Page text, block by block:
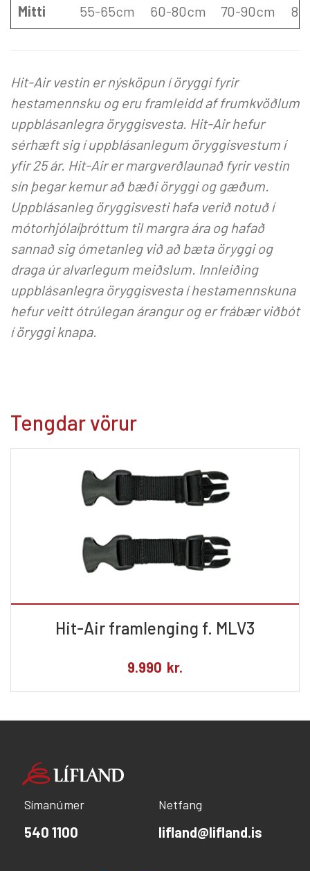
Mitti
55-65cm 60-80cm 70-90cm
Hit-Air vestin er nýsköpun í öryggi fyrir
hestamennsku og eru framleidd af frumkvöðlum
uppblásanlegra öryggisvesta. Hit-Air hefur
sérhæft sig í uppblásanlegum öryggisvestum í
yfir 25 ár. Hit-Air er margverðlaunað fyrir vestin
sín þegar kemur að bæði öryggi og gæðum.
Uppblásanleg öryggisvesti hafa verið notuð í
mótorhjólaíþróttum til margra ára og hafað
sannað sig ómetanleg við að bæta öryggi og
draga úr alvarlegum meiðslum. Innleiðing
uppblásanlegra öryggisvesta í hestamennskuna
hefur veitt ótrúlegan árangur og er frábær viðbót
í öryggi knapa.
Tengdar vörur
Hit-Air framlenging f. MLV3
9.990 kr.
Símanúmer
540 1100
Netfang
lifland@lifland.is